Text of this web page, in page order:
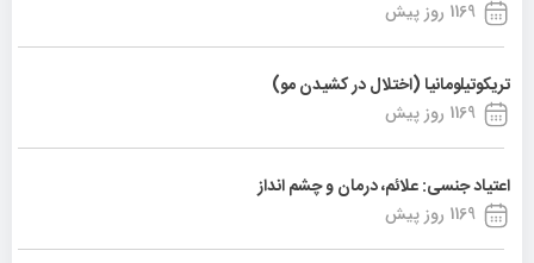
1169 روز پیش
تریکوتیلومانیا (اختلال در کشیدن مو)
1169 روز پیش
اعتیاد جنسی: علائم، درمان و چشم انداز
1169 روز پیش